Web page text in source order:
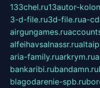
133chel.ru13autor-
3-d-file.ru3d-file.rua-
airgungames.ru
alfeihavsalnassr.ru
aria-family.ruarkrym.ru
bankaribi.rubandamn.ru
blagodarenie-spb.ru